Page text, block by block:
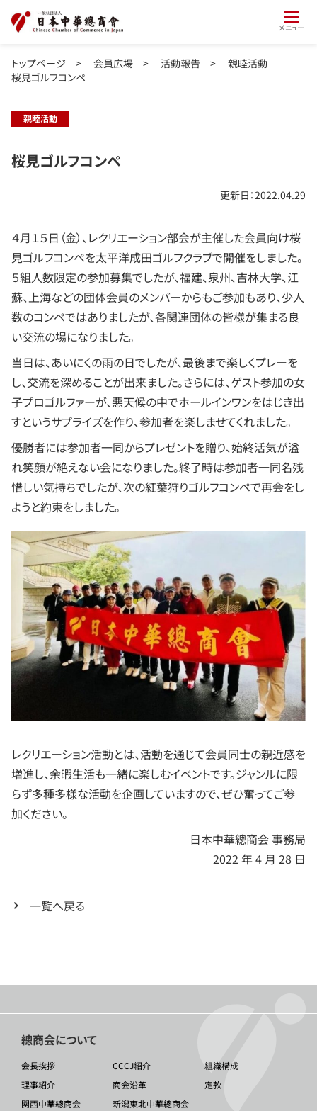
メニュー
トップページ > 会員広場 > 活動報告 > 親睦活動
桜見ゴルフコンペ
親睦活動
桜見ゴルフコンペ
更新日：2022.04.29
４月１５日（金）、レクリエーション部会が主催した会員向け桜
見ゴルフコンペを太平洋成田ゴルフクラブで開催をしました。
５組人数限定の参加募集でしたが、福建、泉州、吉林大学、江
蘇、上海などの団体会員のメンバーからもご参加もあり、少人
数のコンペではありましたが、各関連団体の皆様が集まる良
い交流の場になりました。
当日は、あいにくの雨の日でしたが、最後まで楽しくプレーを
し、交流を深めることが出来ました。さらには、ゲスト参加の女
子プロゴルファーが、悪天候の中でホールインワンをはじき出
すというサプライズを作り、参加者を楽しませてくれました。
優勝者には参加者一同からプレゼントを贈り、始終活気が溢
れ笑顔が絶えない会になりました。終了時は参加者一同名残
惜しい気持ちでしたが、次の紅葉狩りゴルフコンペで再会をし
ようと約束をしました。
レクリエーション活動とは、活動を通じて会員同士の親近感を
増進し、余暇生活も一緒に楽しむイベントです。ジャンルに限
らず多種多様な活動を企画していますので、ぜひ奮ってご参
加ください。
日本中華總商会 事務局
2022 年 4 月 28 日
一覧へ戻る
總商会について
会長挨拶 CCCJ紹介
組織構成
理事紹介
商会沿革
定款
関西中華總商会
新潟東北中華總商会